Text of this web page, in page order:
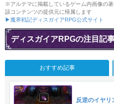
※アルテマに掲載しているゲーム内画像の
該コンテンツの提供元に帰属します
▶魔界戦記ディスガイアRPG公式サイト
ディスガイアRPGの注目記
おすすめ記事
反逆のイヤリ